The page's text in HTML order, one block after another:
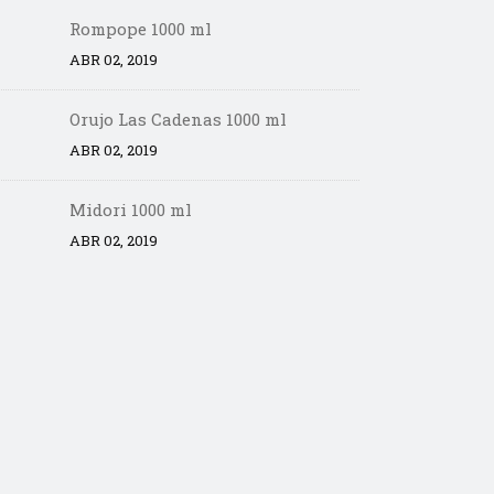
Rompope 1000 ml
ABR 02, 2019
Orujo Las Cadenas 1000 ml
ABR 02, 2019
Midori 1000 ml
ABR 02, 2019